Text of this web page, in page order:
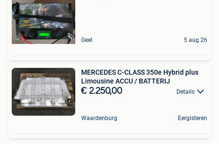
Geel 5 aug 26
MERCEDES C-CLASS 350e Hybrid plus
Limousine ACCU / BATTERIJ
€ 2.250,00 Details
Waardenburg Eergisteren